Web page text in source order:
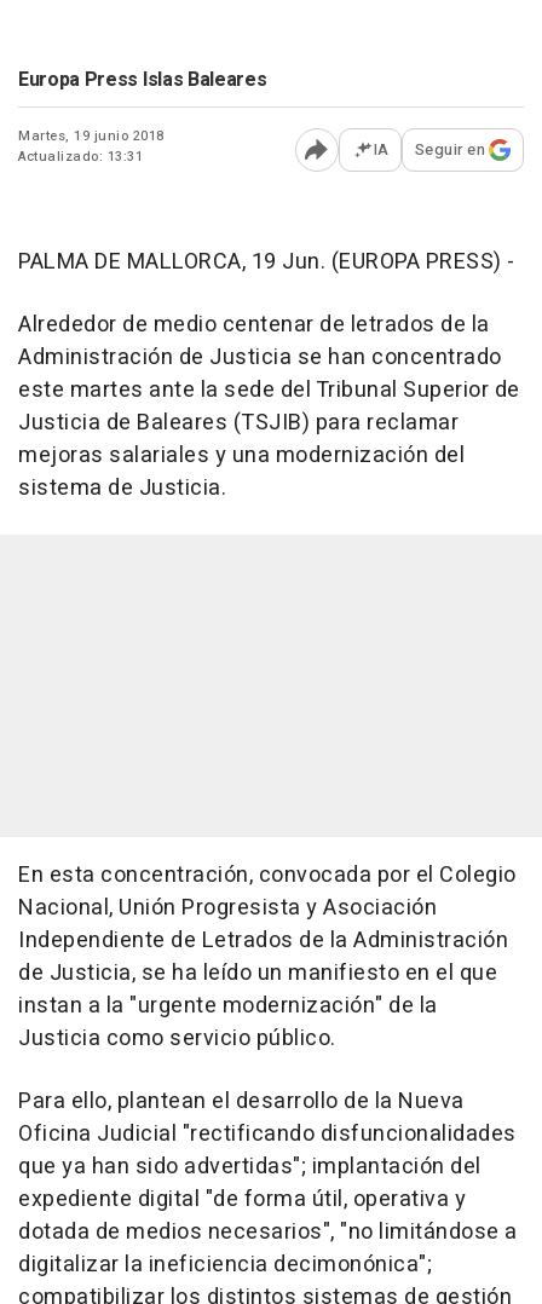
Europa Press Islas Baleares
Martes, 19 junio 2018
Actualizado: 13:31
Abrir opciones para
IA Seguir en
PALMA DE MALLORCA, 19 Jun. (EUROPA PRESS) -
Alrededor de medio centenar de letrados de la
Administración de Justicia se han concentrado
este martes ante la sede del Tribunal Superior de
Justicia de Baleares (TSJIB) para reclamar
mejoras salariales y una modernización del
sistema de Justicia.
En esta concentración, convocada por el Colegio
Nacional, Unión Progresista y Asociación
Independiente de Letrados de la Administración
de Justicia, se ha leído un manifiesto en el que
instan a la "urgente modernización" de la
Justicia como servicio público.
Para ello, plantean el desarrollo de la Nueva
Oficina Judicial "rectificando disfuncionalidades
que ya han sido advertidas"; implantación del
expediente digital "de forma útil, operativa y
dotada de medios necesarios", "no limitándose a
digitalizar la ineficiencia decimonónica";
compatibilizar los distintos sistemas de gestión